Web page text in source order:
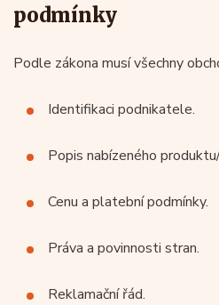
podmínky
Podle zákona musí všechny
Identifikaci podnikatele.
Popis nabízeného
Cenu a platební podmínky.
Práva a povinnosti stran.
Reklamační řád.